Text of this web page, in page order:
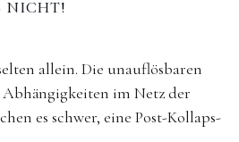
NICHT!
allein. Die unauflösbaren
im Netz der
es schwer, eine Post-Kollaps-